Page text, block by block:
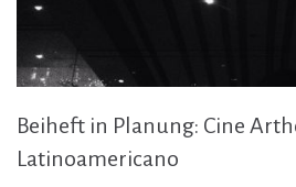
Beiheft in Planung: Cine
Latinoamericano